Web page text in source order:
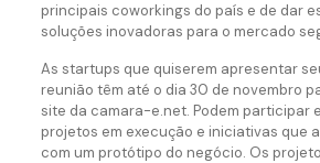
principais coworkings do país e de dar
soluções inovadoras para o mercado
As startups que quiserem apresentar
reunião têm até o dia 30 de novembro
site da camara-e.net. Podem participar
projetos em execução e iniciativas que
com um protótipo do negócio. Os